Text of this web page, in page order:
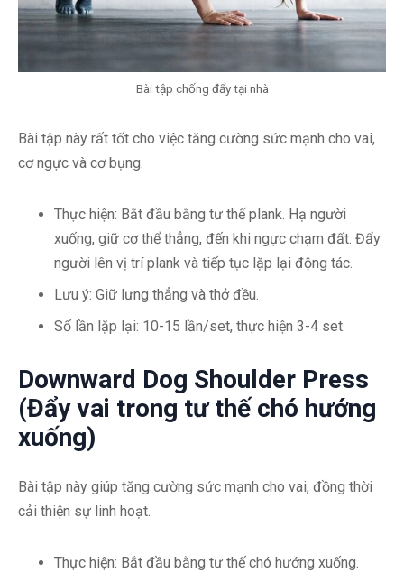
Bài tập chống đẩy tại nhà
Bài tập này rất tốt cho việc tăng cường sức mạnh cho vai,
cơ ngực và cơ bụng.
Thực hiện: Bắt đầu bằng tư thế plank. Hạ người
xuống, giữ cơ thể thẳng, đến khi ngực chạm đất. Đẩy
người lên vị trí plank và tiếp tục lặp lại động tác.
Lưu ý: Giữ lưng thẳng và thở đều.
Số lần lặp lại: 10-15 lần/set, thực hiện 3-4 set.
Downward Dog Shoulder Press
(Đẩy vai trong tư thế chó hướng
xuống)
Bài tập này giúp tăng cường sức mạnh cho vai, đồng thời
cải thiện sự linh hoạt.
Thực hiện: Bắt đầu bằng tư thế chó hướng xuống.